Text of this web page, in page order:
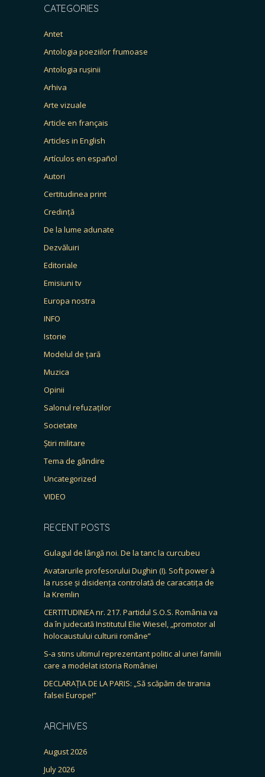
CATEGORIES
Antet
Antologia poeziilor frumoase
Antologia rușinii
Arhiva
Arte vizuale
Article en français
Articles in English
Artículos en español
Autori
Certitudinea print
Credință
De la lume adunate
Dezvăluiri
Editoriale
Emisiuni tv
Europa nostra
INFO
Istorie
Modelul de țară
Muzica
Opinii
Salonul refuzaților
Societate
Știri militare
Tema de gândire
Uncategorized
VIDEO
RECENT POSTS
Gulagul de lângă noi. De la tanc la curcubeu
Avatarurile profesorului Dughin (I). Soft power à
la russe și disidența controlată de caracatița de
la Kremlin
CERTITUDINEA nr. 217. Partidul S.O.S. România va
da în judecată Institutul Elie Wiesel, „promotor al
holocaustului culturii române”
S-a stins ultimul reprezentant politic al unei familii
care a modelat istoria României
DECLARAȚIA DE LA PARIS: „Să scăpăm de tirania
falsei Europe!”
ARCHIVES
August 2026
July 2026